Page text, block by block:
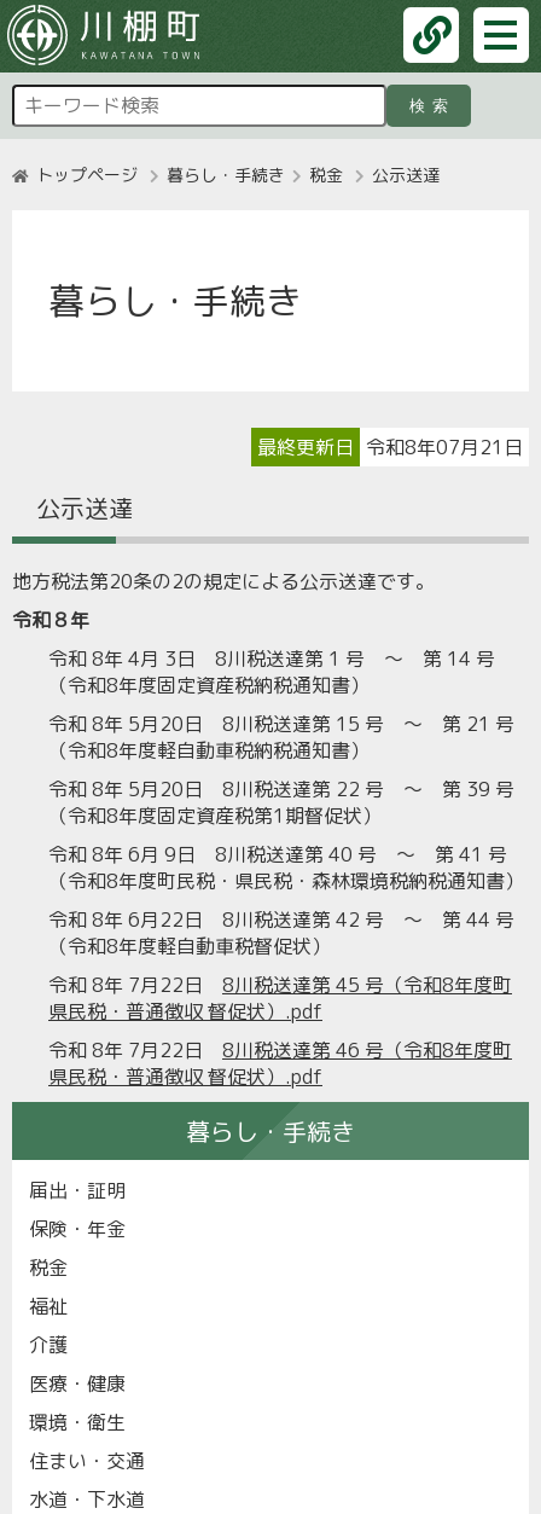
検索
トップページ 暮らし・手続き 税金 公示送達
暮らし・手続き
最終更新日 令和8年07月21日
公示送達
地方税法第20条の2の規定による公示送達です。
令和８年
令和 8年 4月 3日 8川税送達第 1 号 ～ 第 14 号
（令和8年度固定資産税納税通知書）
令和 8年 5月20日 8川税送達第 15 号 ～ 第 21 号
（令和8年度軽自動車税納税通知書）
令和 8年 5月20日 8川税送達第 22 号 ～ 第 39 号
（令和8年度固定資産税第1期督促状）
令和 8年 6月 9日 8川税送達第 40 号 ～ 第 41 号
（令和8年度町民税・県民税・森林環境税納税通知書）
令和 8年 6月22日 8川税送達第 42 号 ～ 第 44 号
（令和8年度軽自動車税督促状）
令和 8年 7月22日 8川税送達第 45 号（令和8年度町
県民税・普通徴収 督促状）.pdf
令和 8年 7月22日 8川税送達第 46 号（令和8年度町
県民税・普通徴収 督促状）.pdf
暮らし・手続き
届出・証明
保険・年金
税金
福祉
介護
医療・健康
環境・衛生
住まい・交通
水道・下水道